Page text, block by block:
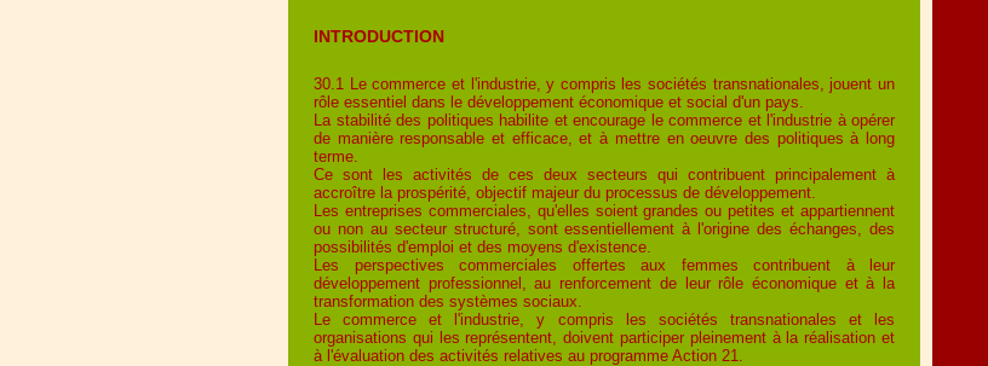
INTRODUCTION
30.1 Le commerce et l'industrie, y compris les sociétés transnationales, jouent un
rôle essentiel dans le développement économique et social d'un pays.
La stabilité des politiques habilite et encourage le commerce et l'industrie à opérer
de manière responsable et efficace, et à mettre en oeuvre des politiques à long
terme.
Ce sont les activités de ces deux secteurs qui contribuent principalement à
accroître la prospérité, objectif majeur du processus de développement.
Les entreprises commerciales, qu'elles soient grandes ou petites et appartiennent
ou non au secteur structuré, sont essentiellement à l'origine des échanges, des
possibilités d'emploi et des moyens d'existence.
Les perspectives commerciales offertes aux femmes contribuent à leur
développement professionnel, au renforcement de leur rôle économique et à la
transformation des systèmes sociaux.
Le commerce et l'industrie, y compris les sociétés transnationales et les
organisations qui les représentent, doivent participer pleinement à la réalisation et
à l'évaluation des activités relatives au programme Action 21.